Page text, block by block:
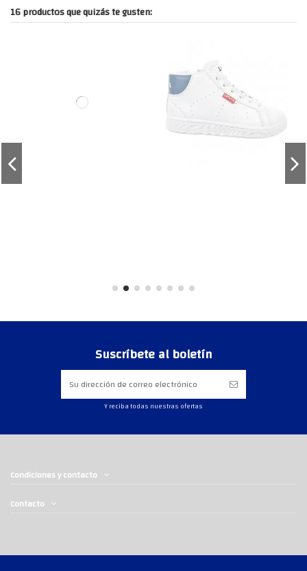
16 productos que quizás te gusten:
Suscríbete al boletín
Y reciba todas nuestras ofertas
Condiciones y contacto
Contacto